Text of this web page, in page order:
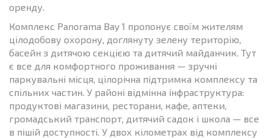
оренду.
Комплекс Panorama Bay 1 пропонує своїм жителям
цілодобову охорону, доглянуту зелену територію,
басейн з дитячою секцією та дитячий майданчик. Тут
є все для комфортного проживання — зручні
паркувальні місця, цілорічна підтримка комплексу та
спільних частин. У районі відмінна інфраструктура:
продуктові магазини, ресторани, кафе, аптеки,
громадський транспорт, дитячий садок і школа — все
в пішій доступності. У двох кілометрах від комплексу